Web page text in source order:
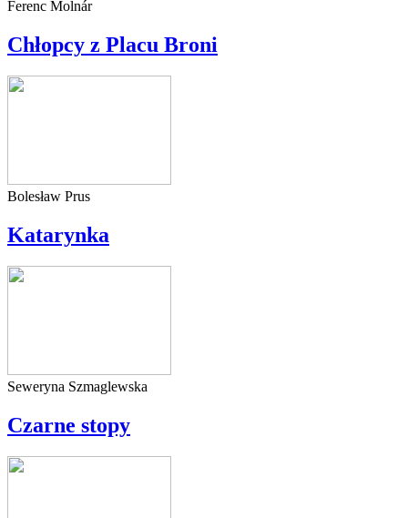
Ferenc Molnár
Chłopcy z Placu Broni
Bolesław Prus
Katarynka
Seweryna Szmaglewska
Czarne stopy